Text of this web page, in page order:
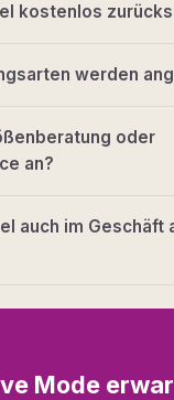
kostenlos
werden
oder
an?
auch im Geschäft
Mode